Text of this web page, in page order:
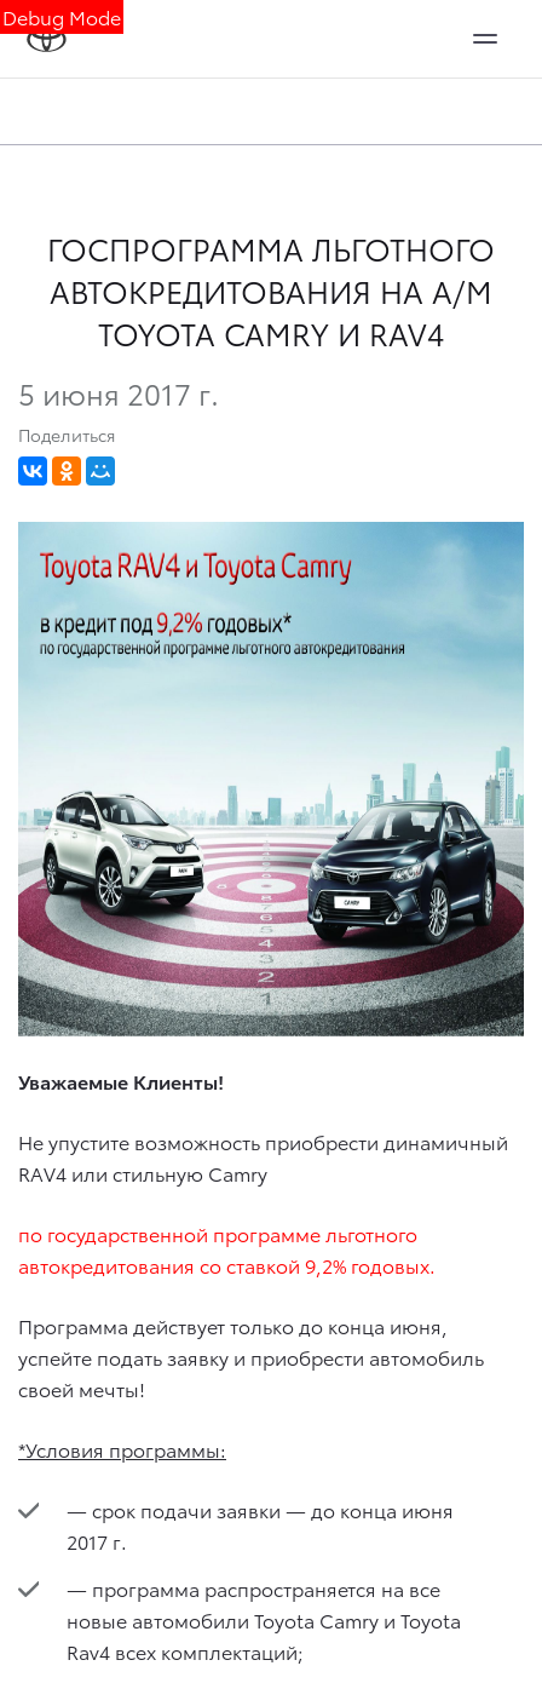
Debug Mode
ГОСПРОГРАММА ЛЬГОТНОГО
АВТОКРЕДИТОВАНИЯ НА А/М
TOYOTA CAMRY И RAV4
5 июня 2017 г.
Поделиться
Уважаемые Клиенты!
Не упустите возможность приобрести динамичный
RAV4 или стильную Camry
по государственной программе льготного
автокредитования со ставкой 9,2% годовых.
Программа действует только до конца июня,
успейте подать заявку и приобрести автомобиль
своей мечты!
*Условия программы:
— срок подачи заявки — до конца июня
2017 г.
— программа распространяется на все
новые автомобили Toyota Camry и Toyota
Rav4 всех комплектаций;